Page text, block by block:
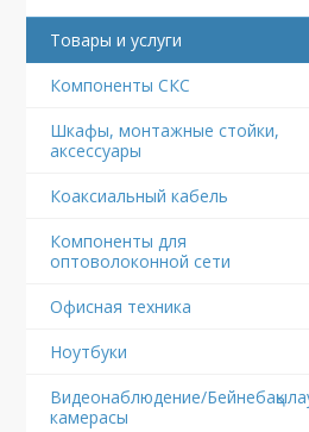
Товары и услуги
Компоненты СКС
Шкафы, монтажные стойки,
аксессуары
Коаксиальный кабель
Компоненты для
оптоволоконной сети
Офисная техника
Ноутбуки
Видеонаблюдение/
камерасы